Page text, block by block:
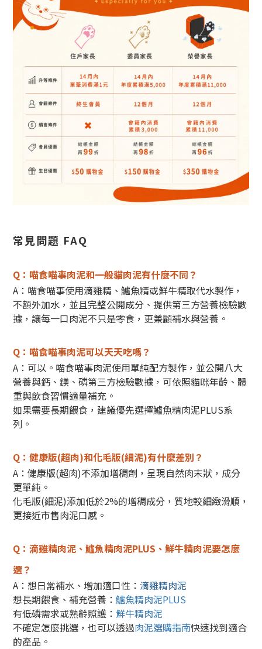
常見問題 FAQ
Q：喵食喵事肉泥和一般貓肉泥有什麼不同？
A：喵食喵事使用滴雞精、鱸魚精或鮮牛精取代水製作，
不額外加水，並且完整公開成分、提供第三方營養檢驗數
據，讓每一口肉泥不只是零食，更兼顧補水與營養。
Q：喵食喵事肉泥可以天天吃嗎？
A：可以。喵食喵事肉泥使用單純配方製作，並公開八大
營養與鈣、鎂、磷第三方檢驗數據，可依照貓咪年齡、體
重與飲食習慣適量補充。
如果需要長期餵食，建議優先選擇鱸魚精肉泥PLUS系
列。
Q：健康版(超肉)和化毛版(細泥)有什麼差別？
A：健康版(超肉)不添加增稠劑，呈現自然肉末狀，成分
更單純。
化毛版(細泥)添加低於2%的增稠成分，質地較細緻滑順，
更接近市售肉泥口感。
Q：滴雞精肉泥、鱸魚精肉泥PLUS、鮮牛精肉泥要怎麼
選？
A：想日常補水、增加適口性： 滴雞精肉泥
想長期餵食、補充營養： 鱸魚精肉泥PLUS
有低磷需求或熟齡照護： 鮮牛精肉泥
不確定怎麼挑選，也可以透過肉泥選購指南快速找到適合
的產品。